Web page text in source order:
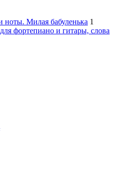
ноты. Милая бабуленька 1
фортепиано и гитары, слова